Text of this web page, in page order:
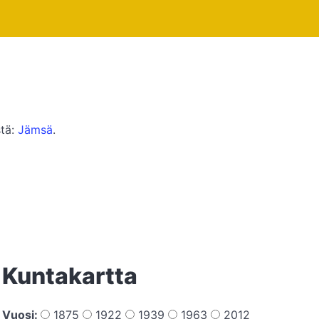
Jämsä.
Kuntakartta
Vuosi: 1875 1922 1939 1963 2012